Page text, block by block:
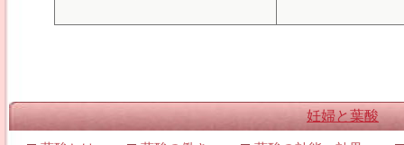
妊婦と葉酸